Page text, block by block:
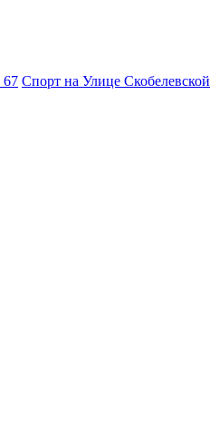
67 Спорт на Улице Скобелевской